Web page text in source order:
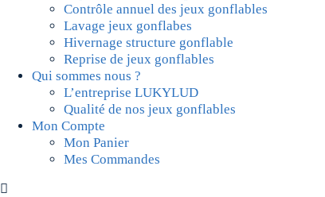
Contrôle annuel des jeux gonflables
Lavage jeux gonflabes
Hivernage structure gonflable
Reprise de jeux gonflables
Qui sommes nous ?
L’entreprise LUKYLUD
Qualité de nos jeux gonflables
Mon Compte
Mon Panier
Mes Commandes